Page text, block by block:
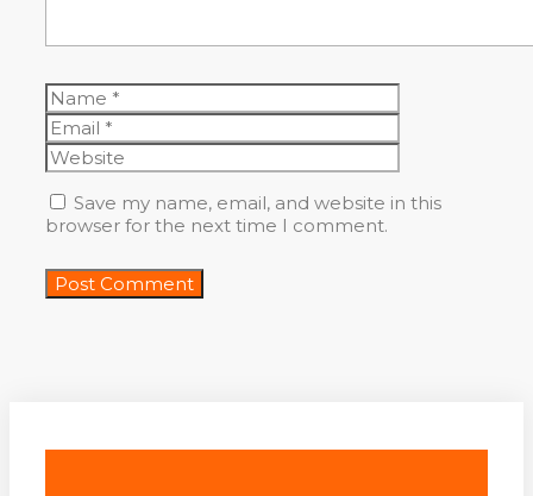
Name
Save my name, email, and website in this
browser for the next time I comment.